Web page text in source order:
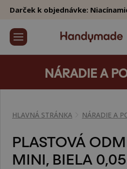
Darček k objednávke:
NÁRADIE A
HLAVNÁ STRÁNKA NÁRADIE A
PLASTOVÁ
MINI, BIELA